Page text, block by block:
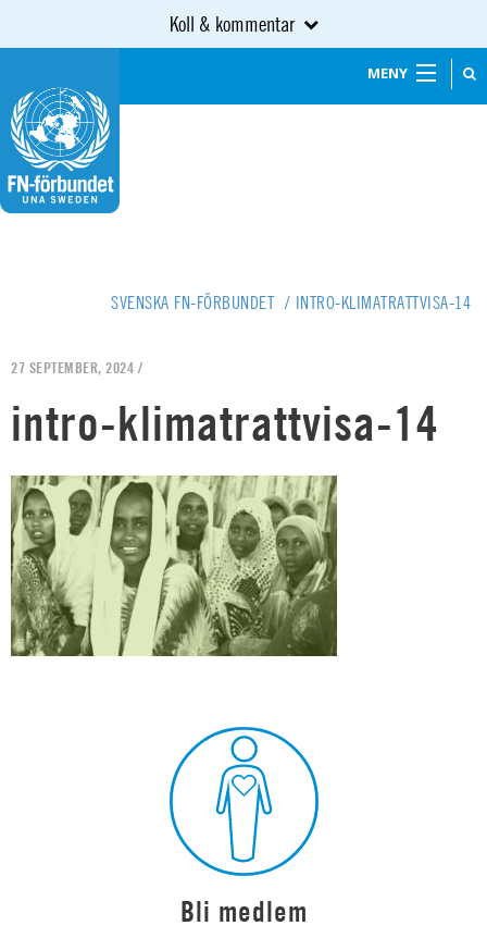
Koll & kommentar
MENY
SVENSKA FN-FÖRBUNDET / INTRO-KLIMATRATTVISA-14
27 SEPTEMBER, 2024 /
intro-klimatrattvisa-14
Bli medlem